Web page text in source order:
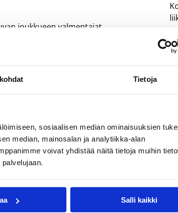
Tietoja
sosiaalisen median ominaisuuksien
median, mainosalan ja analytiikka-alan
voivat yhdistää näitä tietoja muihin
Salli kaikki
joukkueen valmentajat
ollut pohjana
jokaisen rankinglistan,
kilpailujaos on nimennyt
Denis Kucevic (Tampere)